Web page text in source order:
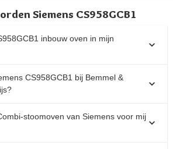
Siemens CS958GCB1
inbouw oven in mijn
CS958GCB1 bij Bemmel &
stoomoven van Siemens voor mij